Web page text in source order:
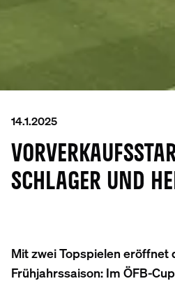
14.1.2025
SCHLAGER UND
Mit zwei Topspielen eröffnet
Frühjahrssaison: Im ÖFB-